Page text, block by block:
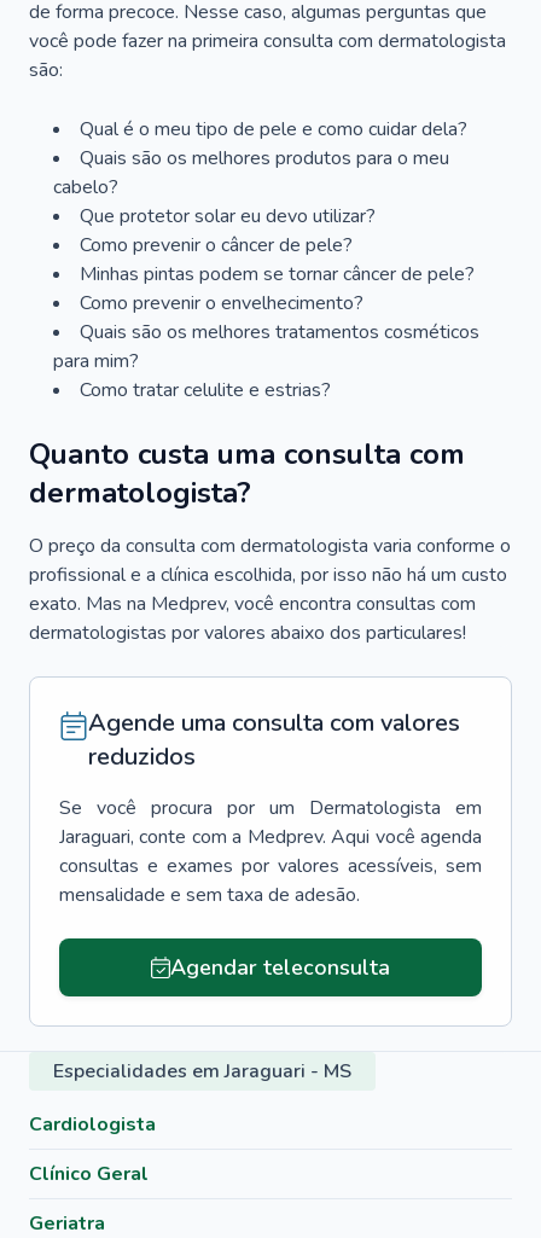
de forma precoce. Nesse caso, algumas perguntas que
você pode fazer na primeira consulta com dermatologista
são:
Qual é o meu tipo de pele e como cuidar dela?
Quais são os melhores produtos para o meu
cabelo?
Que protetor solar eu devo utilizar?
Como prevenir o câncer de pele?
Minhas pintas podem se tornar câncer de pele?
Como prevenir o envelhecimento?
Quais são os melhores tratamentos cosméticos
para mim?
Como tratar celulite e estrias?
Quanto custa uma consulta com
dermatologista?
O preço da consulta com dermatologista varia conforme o
profissional e a clínica escolhida, por isso não há um custo
exato. Mas na Medprev, você encontra consultas com
dermatologistas por valores abaixo dos particulares!
Agende uma consulta com valores
reduzidos
Se você procura por um Dermatologista em
Jaraguari, conte com a Medprev. Aqui você agenda
consultas e exames por valores acessíveis, sem
mensalidade e sem taxa de adesão.
Agendar teleconsulta
Especialidades em Jaraguari - MS
Cardiologista
Clínico Geral
Geriatra